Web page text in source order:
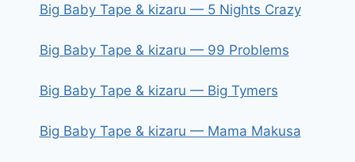
Big Baby Tape & kizaru — 5 Nights Crazy
Big Baby Tape & kizaru — 99 Problems
Big Baby Tape & kizaru — Big Tymers
Big Baby Tape & kizaru — Mama Makusa